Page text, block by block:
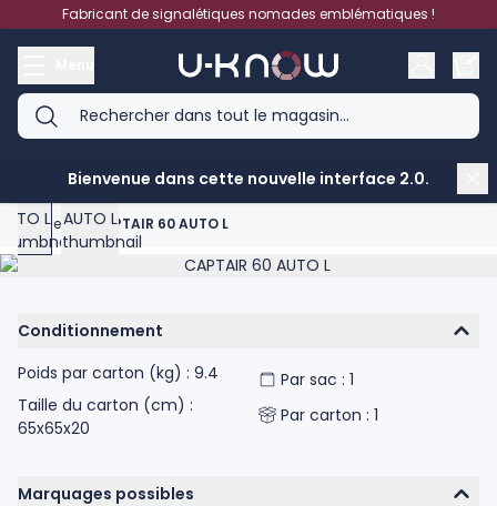
Aller au contenuFabricant de signalétiques nomades emblématiques !
Bienvenue dans cette nouvelle interface 2.0.
Accueil > CAPTAIR 60 AUTO L
Product image gallery - scroll to see more images
Conditionnement
Poids par carton (kg) : 9.4
Taille du carton (cm) :
65x65x20
Par sac : 1
Par carton : 1
Marquages possibles